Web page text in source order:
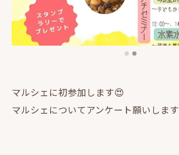
マルシェに初参加します😍
マルシェについてアンケート願いしま